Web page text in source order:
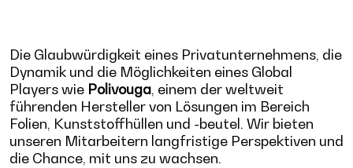
Die Glaubwürdigkeit eines Privatunternehmens, die
Dynamik und die Möglichkeiten eines Global
Players wie Polivouga, einem der weltweit
führenden Hersteller von Lösungen im Bereich
Folien, Kunststoffhüllen und -beutel. Wir bieten
unseren Mitarbeitern langfristige Perspektiven und
die Chance, mit uns zu wachsen.